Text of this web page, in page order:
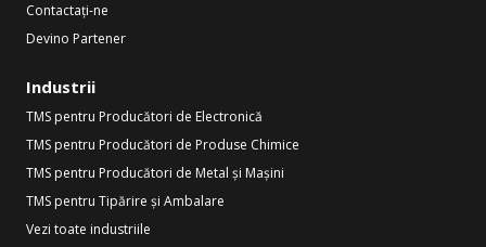
Contactați-ne
Devino Partener
Industrii
TMS pentru Producători de Electronică
TMS pentru Producători de Produse Chimice
TMS pentru Producători de Metal și Mașini
TMS pentru Tipărire și Ambalare
Vezi toate industriile